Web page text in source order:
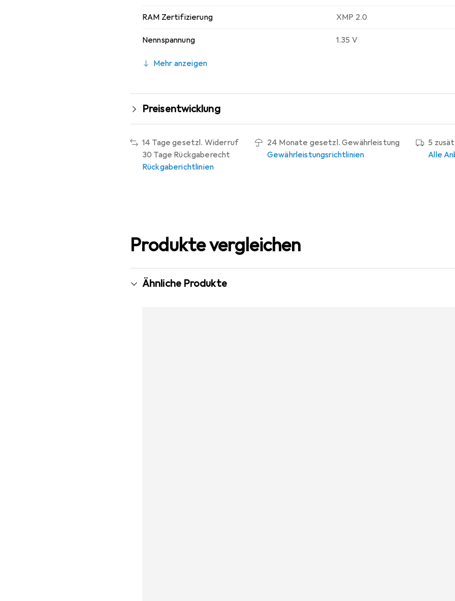
RAM Zertifizierung XMP 2.0
Nennspannung 1.35 V
Mehr anzeigen
Preisentwicklung
14 Tage gesetzl. Widerruf
30 Tage Rückgaberecht
Rückgaberichtlinien
24 Monate gesetzl. Gewährleistung
Gewährleistungsrichtlinien
5
Alle
Produkte vergleichen
Ähnliche Produkte